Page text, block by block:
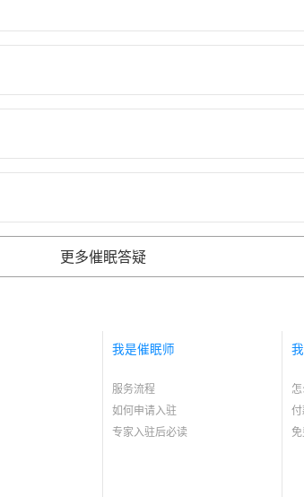
更多催眠答疑
我是催眠师
服务流程
如何申请入驻
专家入驻后必读